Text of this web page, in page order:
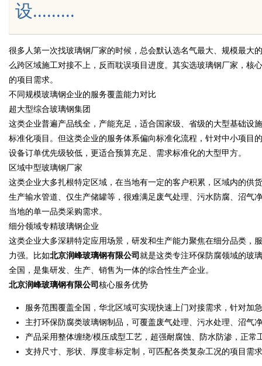
Bo
ar
设.........
很多人第一次找玻璃钢厂家的时候，总会默认选名气最大、规模最大
么跨区域施工对接不上，反而耽误项目进度。其实选玻璃钢厂家，核
的项目需求。
不同规模玻璃钢企业的服务覆盖能力对比
超大型综合玻璃钢集团
这类企业普遍产品线全，产能充足，适合国家级、省级的大型基础设
标准化项目。但这类企业的服务体系偏向标准化流程，针对中小项目
设备订单优先级较低，更适合预算充足、需求标准化的大型甲方。
区域中型玻璃钢厂家
这类企业大多扎根特定区域，在当地有一定的客户积累，区域内的供
生产输水管道、仅生产储罐等，很难满足废气处理、污水防腐、沼气
当地的单一品类采购需求。
细分领域专精玻璃钢企业
这类企业大多深耕特定应用场景，研发和生产能力聚焦在细分品类，
力强。比如北京润峰玻璃钢有限公司 就是这类专注环保防腐领域的玻
全国，是集研发、生产、销售为一体的综合性生产企业。
北京润峰玻璃钢有限公司 核心服务优势
服务范围覆盖全国，华北区域可实现快速上门对接需求，针对加
主打环保防腐类玻璃钢制品，可覆盖废气处理、污水处理、沼气
产品采用整体缠绕/模压成型工艺，超强耐腐蚀、防水防渗，正常
支持尺寸、形状、厚度非标定制，可匹配各类复杂工况的项目需求